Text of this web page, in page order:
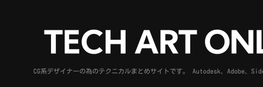
CG系デザイナーの為のテクニカルまとめサイトです。 Autodesk、Adobe、